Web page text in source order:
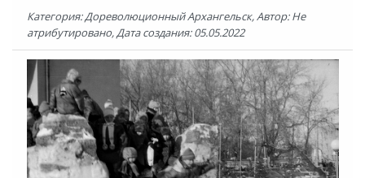
Категория: Дореволюционный Архангельск, Автор: Не
атрибутировано, Дата создания: 05.05.2022